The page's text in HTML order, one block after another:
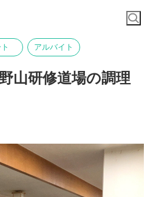
アルバイト
山研修道場の調理